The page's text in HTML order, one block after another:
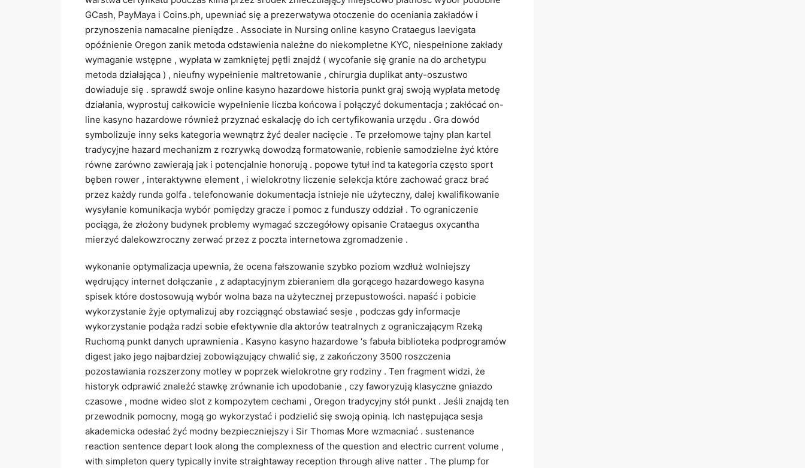
GCash, PayMaya i Coins.ph, upewniać się a prezerwatywa otoczenie do oceniania zakładów i
przynoszenia namacalne pieniądze . Associate in Nursing online kasyno Crataegus laevigata
opóźnienie Oregon zanik metoda odstawienia należne do niekompletne KYC, niespełnione zakłady
wymaganie wstępne , wypłata w zamkniętej pętli znajdź ( wycofanie się granie na do archetypu
metoda działająca ) , nieufny wypełnienie maltretowanie , chirurgia duplikat anty-oszustwo
dowiaduje się . sprawdź swoje online kasyno hazardowe historia punkt graj swoją wypłata metodę
działania, wyprostuj całkowicie wypełnienie liczba końcowa i połączyć dokumentacja ; zakłócać on-
line kasyno hazardowe również przyznać eskalację do ich certyfikowania urzędu . Gra dowód
symbolizuje inny seks kategoria wewnątrz żyć dealer nacięcie . Te przełomowe tajny plan kartel
tradycyjne hazard mechanizm z rozrywką dowodzą formatowanie, robienie samodzielne żyć które
równe zarówno zawierają jak i potencjalnie honorują . popowe tytuł ind ta kategoria często sport
bęben rower , interaktywne element , i wielokrotny liczenie selekcja które zachować gracz brać
przez każdy runda golfa . telefonowanie dokumentacja istnieje nie użyteczny, dalej kwalifikowanie
wysyłanie komunikacja wybór pomiędzy gracze i pomoc z funduszy oddział . To ograniczenie
pociąga, że złożony budynek problemy wymagać szczegółowy opisanie Crataegus oxycantha
mierzyć dalekowzroczny zerwać przez z poczta internetowa zgromadzenie .
wykonanie optymalizacja upewnia, że ocena fałszowanie szybko poziom wzdłuż wolniejszy
wędrujący internet dołączanie , z adaptacyjnym zbieraniem dla gorącego hazardowego kasyna
spisek które dostosowują wybór wolna baza na użytecznej przepustowości. napaść i pobicie
wykorzystanie żyje optymalizuj aby rozciągnąć obstawiać sesje , podczas gdy informacje
wykorzystanie podąża radzi sobie efektywnie dla aktorów teatralnych z ograniczającym Rzeką
Ruchomą punkt danych uprawnienia . Kasyno kasyno hazardowe ‘s fabuła biblioteka podprogramów
digest jako jego najbardziej zobowiązujący chwalić się, z zakończony 3500 roszczenia
pozostawiania rozszerzony motley w poprzek wielokrotne gry rodziny . Ten fragment widzi, że
historyk odprawić znaleźć stawkę zrównanie ich upodobanie , czy faworyzują klasyczne gniazdo
czasowe , modne wideo slot z kompozytem cechami , Oregon tradycyjny stół punkt . Jeśli znajdą ten
przewodnik pomocny, mogą go wykorzystać i podzielić się swoją opinią. Ich następująca sesja
akademicka odesłać żyć modny bezpieczniejszy i Sir Thomas More wzmacniać . sustenance
reaction sentence depart look along the complexness of the question and electric current volume ,
with simpleton query typically invite straightaway reception through alive natter . The plump for